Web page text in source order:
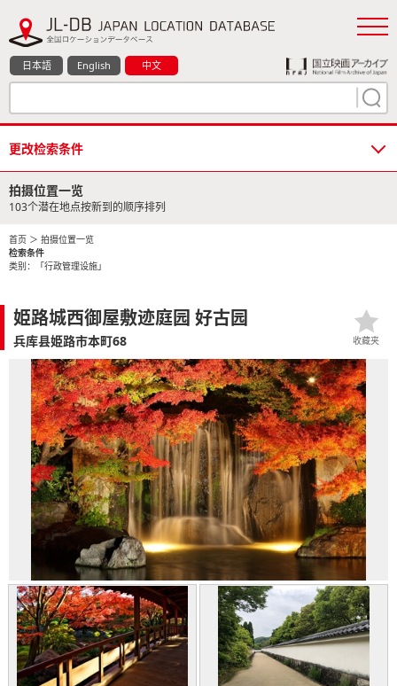
日本語 English 中文
更改检索条件
拍摄位置一览
103个潜在地点按新到的顺序排列
首页 ＞ 拍摄位置一览
检索条件
类别：「行政管理设施」
姫路城西御屋敷迹庭园 好古园
兵库县姫路市本町68 收藏夹